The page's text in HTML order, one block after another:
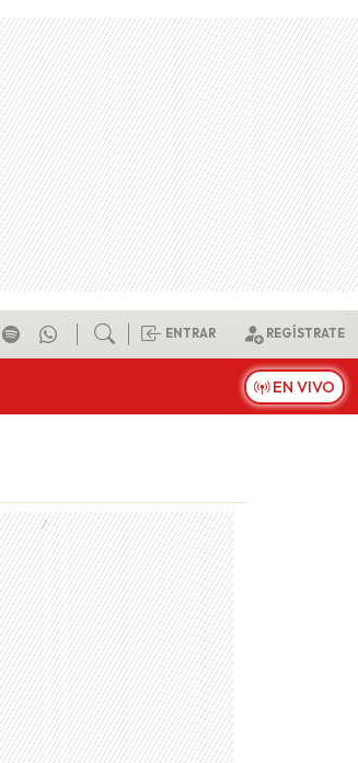
ENTRAR REGÍSTRATE
EN VIVO